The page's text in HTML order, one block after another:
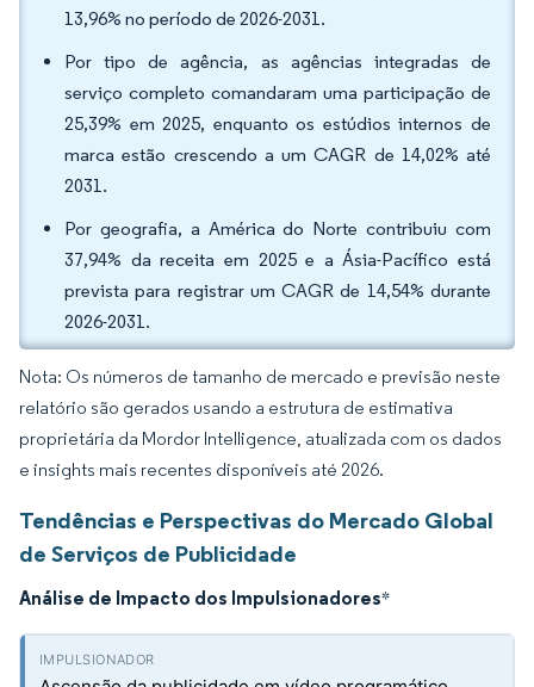
13,96% no período de 2026-2031.
Por tipo de agência, as agências integradas de
serviço completo comandaram uma participação de
25,39% em 2025, enquanto os estúdios internos de
marca estão crescendo a um CAGR de 14,02% até
2031.
Por geografia, a América do Norte contribuiu com
37,94% da receita em 2025 e a Ásia-Pacífico está
prevista para registrar um CAGR de 14,54% durante
2026-2031.
Nota: Os números de tamanho de mercado e previsão neste
relatório são gerados usando a estrutura de estimativa
proprietária da Mordor Intelligence, atualizada com os dados
e insights mais recentes disponíveis até 2026.
Tendências e Perspectivas do Mercado Global
de Serviços de Publicidade
Análise de Impacto dos Impulsionadores*